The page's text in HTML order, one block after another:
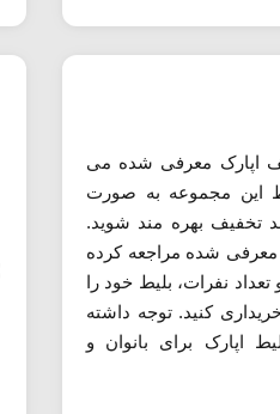
اپارک معرفی شده می
این مجموعه به صورت
از 10 درصد تخفیف بهره مند شوید.
شده مراجعه کرده
نفرات، بلیط خود را
کنید. توجه داشته
اپارک برای بانوان و